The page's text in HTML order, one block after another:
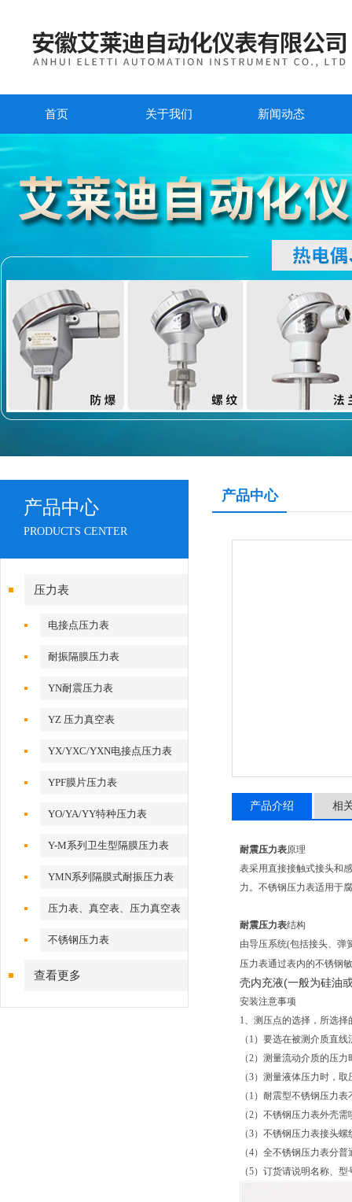
首页 关于我们 新闻动态
产品中心
PRODUCTS CENTER
压力表
电接点压力表
耐振隔膜压力表
YN耐震压力表
YZ 压力真空表
YX/YXC/YXN电接点压力表
YPF膜片压力表
YO/YA/YY特种压力表
Y-M系列卫生型隔膜压力表
YMN系列隔膜式耐振压力表
压力表、真空表、压力真空表
不锈钢压力表
查看更多
产品中心
产品介绍 相
耐震压力表原理
表采用直接接触式接头和
力。不锈钢压力表适用于
耐震压力表结构
由导压系统(包括接头、弹
压力表通过表内的不锈钢
壳内充液(一般为硅油
安装注意事项
1、测压点的选择，所选
（1）要选在被测介质直
（2）测量流动介质的压
（3）测量液体压力时，
（1）耐震型不锈钢压力
（2）不锈钢压力表外壳
（3）不锈钢压力表接头
（4）全不锈钢压力表分
（5）订货请说明名称、